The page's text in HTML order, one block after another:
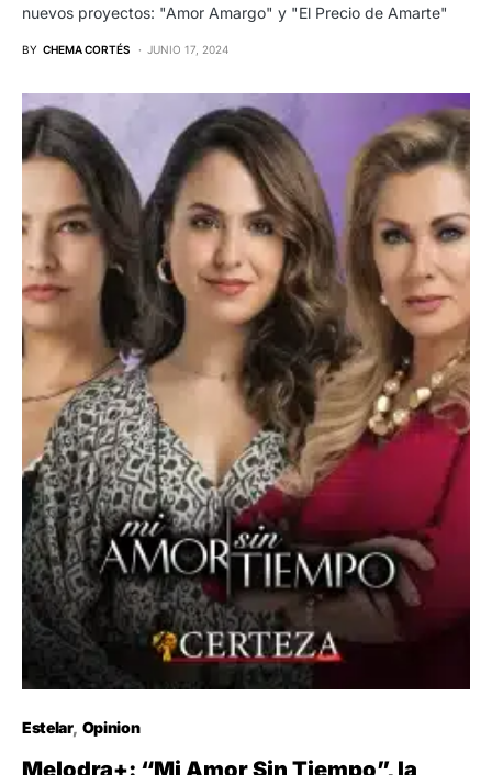
nuevos proyectos: "Amor Amargo" y "El Precio de Amarte"
BY CHEMA CORTÉS JUNIO 17, 2024
Estelar Opinion
Melodra+: “Mi Amor Sin Tiempo”, la